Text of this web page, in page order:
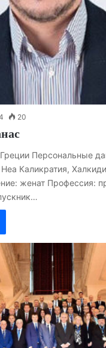
20
Персональные
Каликратия,
женат Профессия: